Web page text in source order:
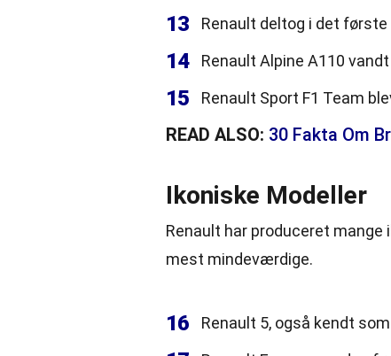
13 Renault deltog i det
14 Renault Alpine A110
15 Renault Sport F1 Team
READ ALSO: 30 Fakta Om
Ikoniske Modeller
Renault har produceret mange
mest mindeværdige.
16 Renault 5, også kendt som